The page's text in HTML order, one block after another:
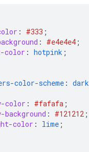
: #333 ;
: #e4e4e4 ;
color : hotpink ;
color-scheme : dark
color : #fafafa ;
: #121212 ;
color : lime ;